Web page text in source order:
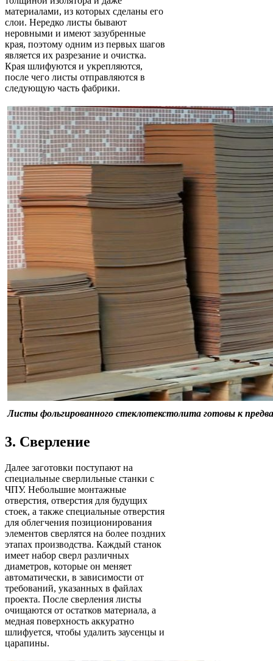
материалами, из которых сделаны его
слои. Нередко листы бывают
неровными и имеют зазубренные
края, поэтому одним из первых шагов
является их разрезание и очистка.
Края шлифуются и укрепляются,
после чего листы отправляются в
следующую часть фабрики.
Листы фольгированного стеклотекстолита готовы к
3. Сверление
Далее заготовки поступают на
специальные сверлильные станки с
ЧПУ. Небольшие монтажные
отверстия, отверстия для будущих
стоек, а также специальные отверстия
для облегчения позиционирования
элементов сверлятся на более поздних
этапах производства. Каждый станок
имеет набор сверл различных
диаметров, которые он меняет
автоматически, в зависимости от
требований, указанных в файлах
проекта. После сверления листы
очищаются от остатков материала, а
медная поверхность аккуратно
шлифуется, чтобы удалить заусенцы и
царапины.